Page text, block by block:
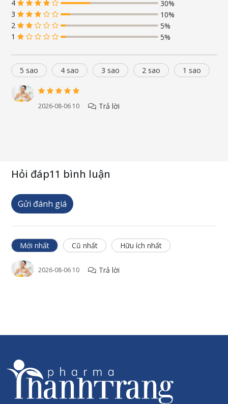
Công dụng
Viên ngậm tăng miễn dịch nam việt quất Cranberry Acerola
acerola góp phần hướng tới hệ thống miễn dịch bình thường
khỏe mạnh và tăng tốc độ trao đổi chất, bảo vệ các tế bào chống
lại oxy hóa và các căng thẳng mệt mỏi.
Quả nam việt quất chứa proanthocyanidins có tác dụng ức
thấp khớp, viêm dạ dày, rối loạn tiêu hóa, hệ tim mạch và đặc
biệt là lớp niêm mạc ở thành mạch
Tăng miễn dịch: lợi ích hỗ trợ miễn dịch của nam việt quất thật
thú vị. Chúng có hàm lượng vitamin C cao, là chất chống oxy
4
30%
3
10%
2
5%
1
5%
5 sao 4 sao 3 sao 2 sao 1 sao
2026-08-06 10 Trả lời
Hỏi đáp11 bình luận
Gửi đánh giá
Mới nhất Cũ nhất Hữu ích nhất
2026-08-06 10 Trả lời